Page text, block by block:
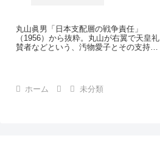
丸山眞男「日本支配層の戦争責任」
（1956）から抜粋。丸山が右翼で天皇礼
賛者などという、汚物愛子とその支持者
迎合して歴史と学説を歪曲した大学、学
者、幼小中高教師は恥を知れ。もう学校
ホーム 未分類